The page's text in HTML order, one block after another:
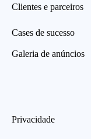
Clientes e parceiros
Cases de sucesso
Galeria de anúncios
Privacidade